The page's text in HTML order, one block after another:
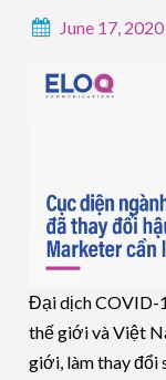
June 17, 2020
Đại dịch COVID-
thế giới và Việt
giới, làm thay đổi